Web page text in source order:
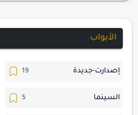
الأبواب
إصدارت-جديدة
السينما